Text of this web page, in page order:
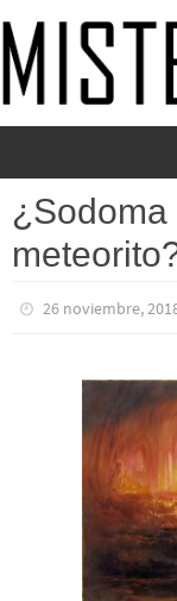
al
contenido
26 noviembre,